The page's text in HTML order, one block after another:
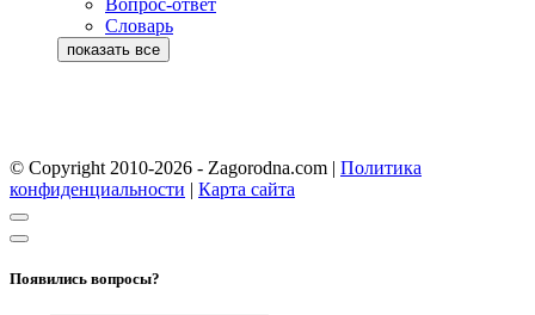
Вопрос-ответ
Словарь
© Copyright 2010-2026 - Zagorodna.com | Политика
конфиденциальности | Карта сайта
Появились вопросы?